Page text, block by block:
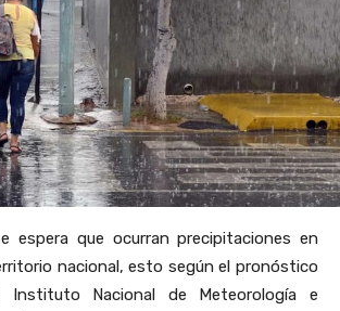
espera que ocurran precipitaciones en
nacional, esto según el pronóstico
Nacional de Meteorología e